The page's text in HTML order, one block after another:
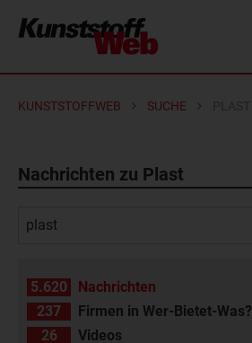
KUNSTSTOFFWEB SUCHE
Nachrichten zu Plast
5.620
Nachrichten
237
Firmen in Wer-Bietet-Was?
26
Videos